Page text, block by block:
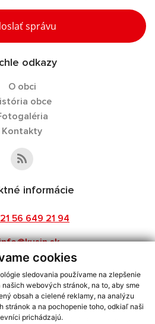
cookies
sledovania používame na zlepšenie
webových stránok, na to, aby sme
obsah a cielené reklamy, na analýzu
stránok a na pochopenie toho, odkiaľ naši
prichádzajú.
správu
odkazy
O obci
obce
Kontakty
informácie
56 649 21 94
aktuálnych informácií s využitím RSS
ECHELON 2,Mapa stránok,web portál
s.r.o.,domény,registrácia domény